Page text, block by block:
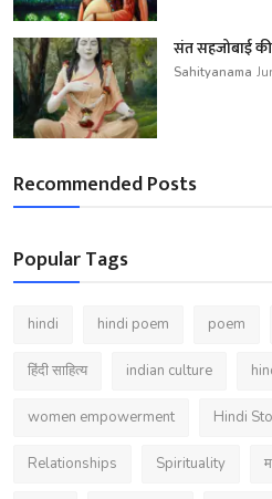
संत सहजोबाई
Sahityanama
Recommended Posts
Popular Tags
hindi hindi poem poem
हिंदी साहित्य indian culture
women empowerment Hindi
Relationships Spirituality